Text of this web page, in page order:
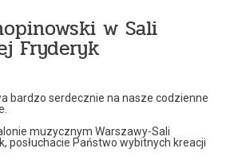
w Sali
Fryderyk
bardzo serdecznie na nasze codzienne
muzycznym Warszawy-Sali
posłuchacie Państwo wybitnych kreacji